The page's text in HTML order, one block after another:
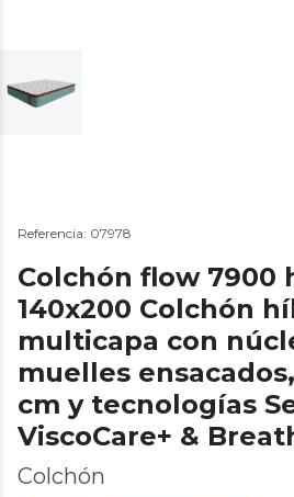
Referencia: 07978
Colchón flow 7900
140x200 Colchón
multicapa con
muelles
cm y tecnologías
ViscoCare+ &
Colchón